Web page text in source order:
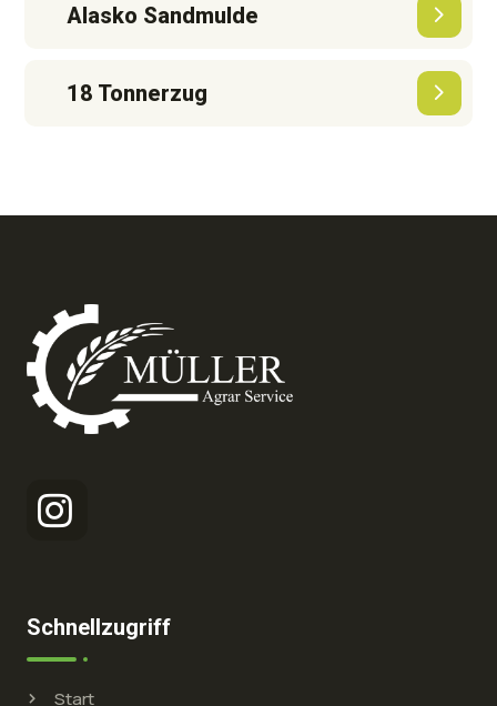
Alasko Sandmulde
18 Tonnerzug
Schnellzugriff
Start